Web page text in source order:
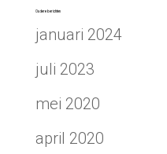
Oudere berichten
januari 2024
juli 2023
mei 2020
april 2020